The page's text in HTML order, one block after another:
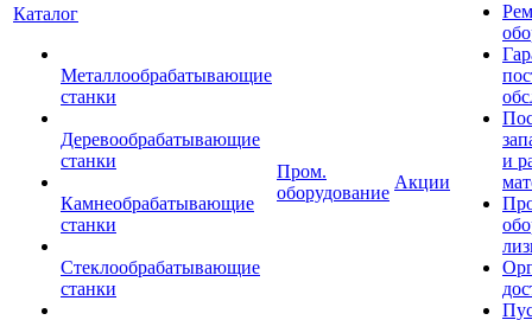
Каталог
Металлообрабатывающие
станки
Деревообрабатывающие
станки
Камнеобрабатывающие
станки
Стеклообрабатывающие
станки
Пром.
оборудование
Акции
и